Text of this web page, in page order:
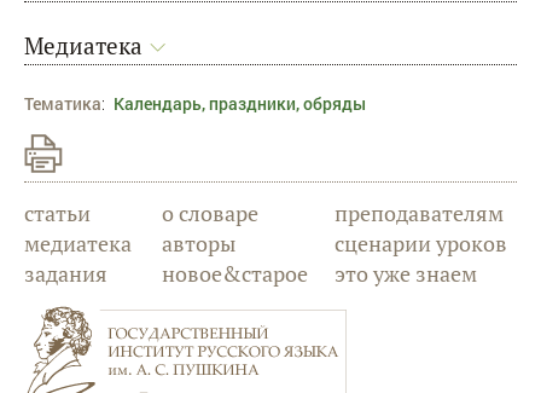
Медиатека
Тематика: Календарь, праздники, обряды
статьи
медиатека
задания
о словаре
авторы
новое&старое
преподавателям
сценарии уроков
это уже знаем